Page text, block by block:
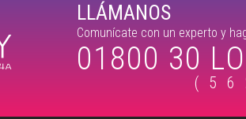
LLÁMANOS
Comunícate con un experto y
01800 30